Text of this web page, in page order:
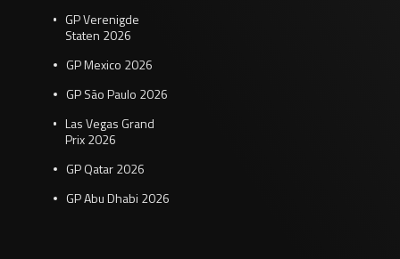
GP Verenigde
Staten 2026
GP Mexico 2026
GP São Paulo 2026
Las Vegas Grand
Prix 2026
GP Qatar 2026
GP Abu Dhabi 2026